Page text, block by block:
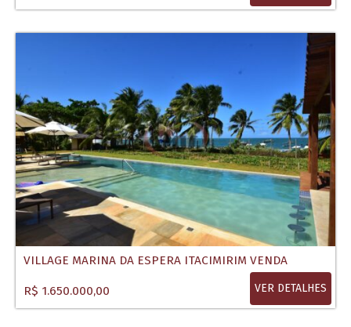
VILLAGE MARINA DA ESPERA ITACIMIRIM VENDA
R$ 1.650.000,00 VER DETALHES